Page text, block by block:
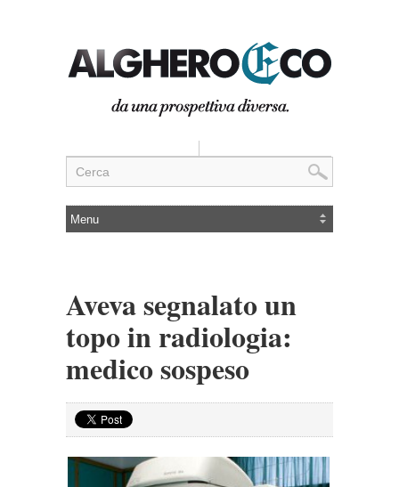
Aveva segnalato un
topo in radiologia:
medico sospeso